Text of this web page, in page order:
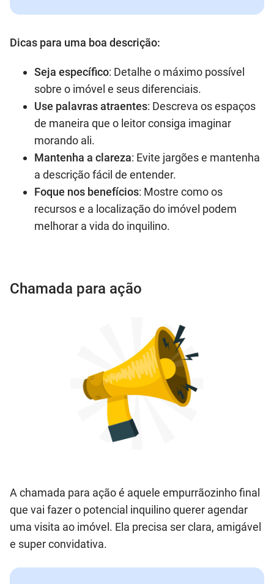
Dicas para uma boa descrição:
Seja específico: Detalhe o máximo possível
sobre o imóvel e seus diferenciais.
Use palavras atraentes: Descreva os espaços
de maneira que o leitor consiga imaginar
morando ali.
Mantenha a clareza: Evite jargões e mantenha
a descrição fácil de entender.
Foque nos benefícios: Mostre como os
recursos e a localização do imóvel podem
melhorar a vida do inquilino.
Chamada para ação
A chamada para ação é aquele empurrãozinho final
que vai fazer o potencial inquilino querer agendar
uma visita ao imóvel. Ela precisa ser clara, amigável
e super convidativa.